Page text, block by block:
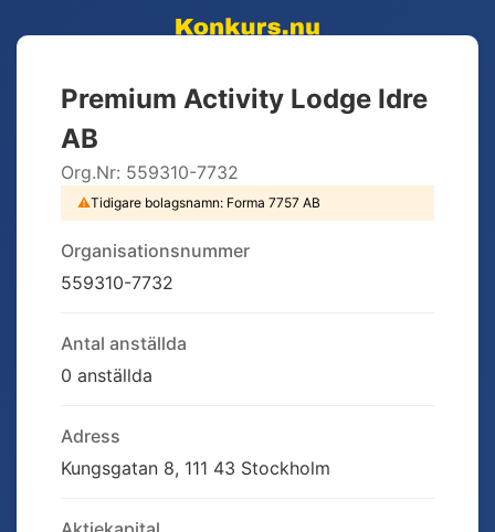
Premium Activity Lodge Idre
AB
Org.Nr: 559310-7732
⚠Tidigare bolagsnamn: Forma 7757 AB
Organisationsnummer
559310-7732
Antal anställda
0 anställda
Adress
Kungsgatan 8, 111 43 Stockholm